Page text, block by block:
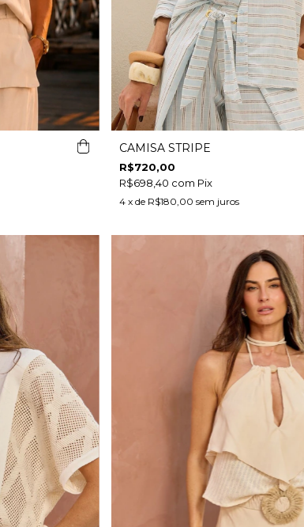
CAMISA STRIPE
R$720,00
R$698,40 com Pix
4 x de R$180,00 sem juros